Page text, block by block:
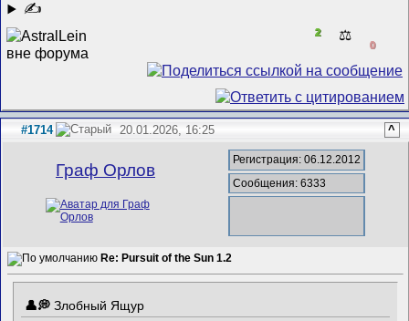
✍
2 ⚖️
0
#1714 20.01.2026, 16:25 ^
Граф Орлов
Регистрация: 06.12.2012
Сообщения: 6333
Re: Pursuit of the Sun 1.2
Злобный Ящур